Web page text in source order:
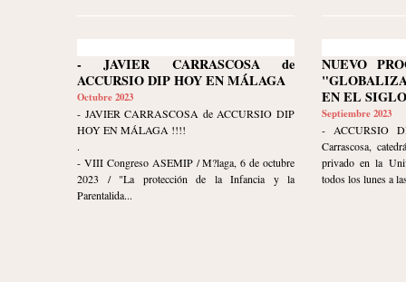
- JAVIER CARRASCOSA de
ACCURSIO DIP HOY EN MÁLAGA
Octubre 2023
- JAVIER CARRASCOSA de ACCURSIO DIP
HOY EN MÁLAGA !!!!
.
- VIII Congreso ASEMIP / M?laga, 6 de octubre
2023 / "La protección de la Infancia y la
Parentalida...
NUEVO
EN EL
Septiembre 2023
- ACCURSIO
Carrascosa,
privado en la
todos los lunes a